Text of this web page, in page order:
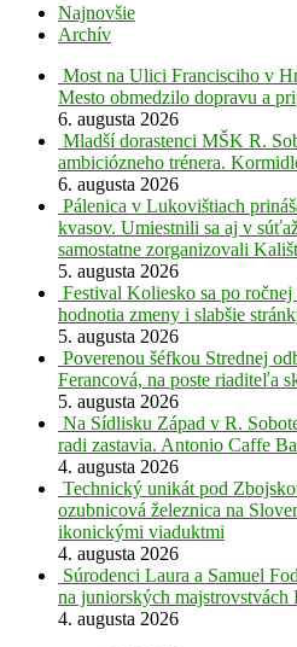
Najnovšie
Archív
Most na Ulici Francisciho v
Mesto obmedzilo dopravu a
6. augusta 2026
Mladší dorastenci MŠK R.
ambiciózneho trénera.
6. augusta 2026
Pálenica v Lukovištiach
kvasov. Umiestnili sa aj v
samostatne zorganizovali
5. augusta 2026
Festival Koliesko sa po
hodnotia zmeny i slabšie
5. augusta 2026
Poverenou šéfkou Strednej
Ferancová, na poste riaditeľa
5. augusta 2026
Na Sídlisku Západ v R.
radi zastavia. Antonio Caffe
4. augusta 2026
Technický unikát pod
ozubnicová železnica na
ikonickými viaduktmi
4. augusta 2026
Súrodenci Laura a Samuel
na juniorských majstrovstvách
4. augusta 2026